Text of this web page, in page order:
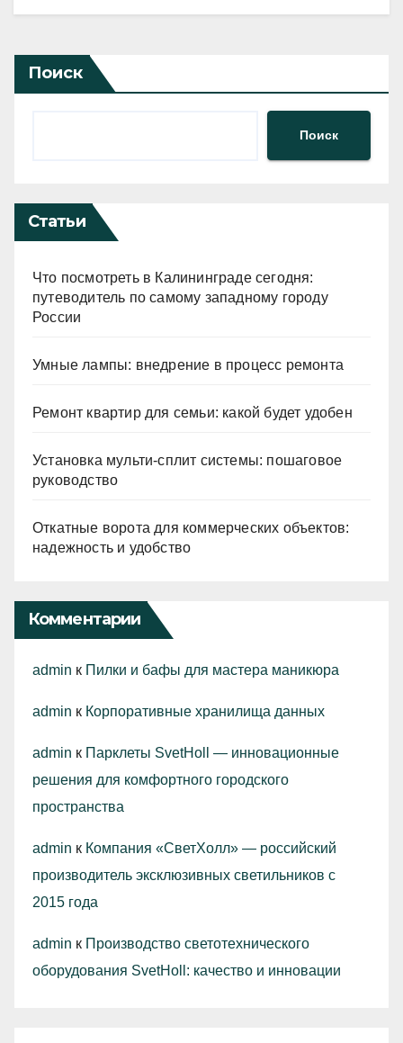
Поиск
Поиск
Статьи
Что посмотреть в Калининграде сегодня:
путеводитель по самому западному городу
России
Умные лампы: внедрение в процесс ремонта
Ремонт квартир для семьи: какой будет удобен
Установка мульти-сплит системы: пошаговое
руководство
Откатные ворота для коммерческих объектов:
надежность и удобство
Комментарии
admin к Пилки и бафы для мастера маникюра
admin к Корпоративные хранилища данных
admin к Парклеты SvetHoll — инновационные
решения для комфортного городского
пространства
admin к Компания «СветХолл» — российский
производитель эксклюзивных светильников с
2015 года
admin к Производство светотехнического
оборудования SvetHoll: качество и инновации